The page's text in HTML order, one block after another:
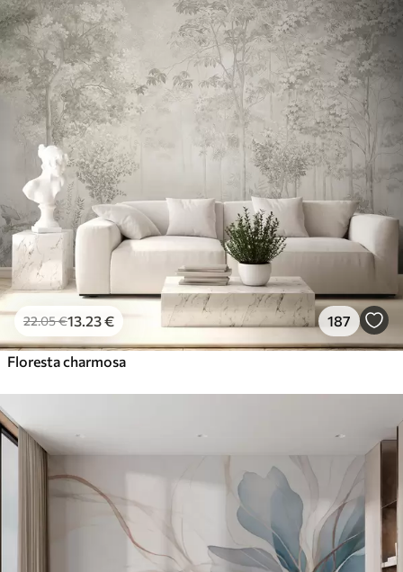
22.05€13 .23€ 187
Floresta charmosa